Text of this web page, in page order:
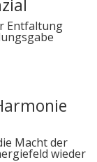
Entfaltung
Macht der
wieder